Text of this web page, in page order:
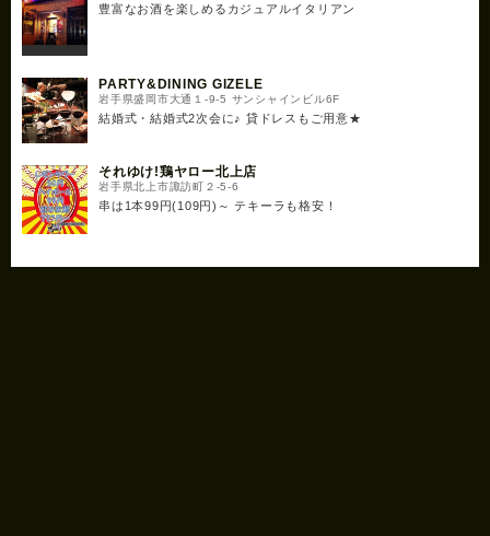
豊富なお酒を楽しめるカジュアルイタリアン
PARTY&DINING GIZELE
岩手県盛岡市大通１-9-5 サンシャインビル6F
結婚式・結婚式2次会に♪ 貸ドレスもご用意★
それゆけ!鶏ヤロー北上店
岩手県北上市諏訪町２-5-6
串は1本99円(109円)～ テキーラも格安！